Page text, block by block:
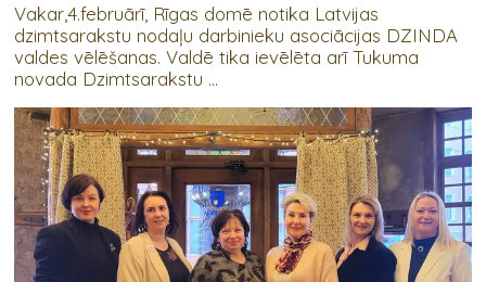
Vakar,4.februārī, Rīgas domē notika Latvijas
dzimtsarakstu nodaļu darbinieku asociācijas DZINDA
valdes vēlēšanas. Valdē tika ievēlēta arī Tukuma
novada Dzimtsarakstu ...